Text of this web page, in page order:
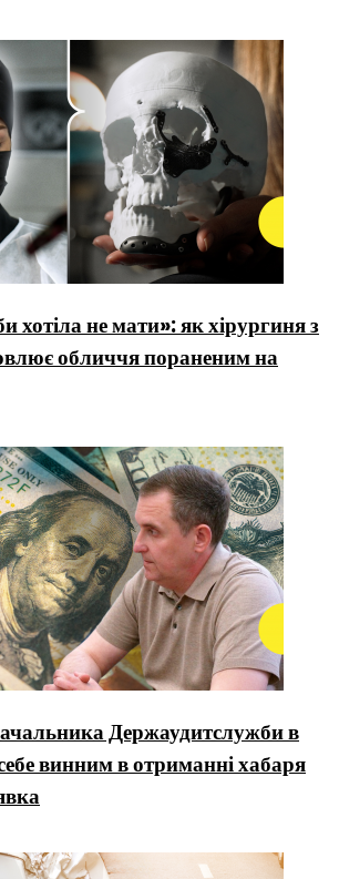
хотіла не мати»: як хірургиня з
обличчя пораненим на
Держаудитслужби в
винним в отриманні хабаря